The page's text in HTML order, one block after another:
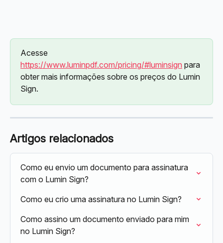
Acesse
https://www.luminpdf.com/pricing/#luminsign para
obter mais informações sobre os preços do Lumin
Sign.
Artigos relacionados
Como eu envio um documento para assinatura
com o Lumin Sign?
Como eu crio uma assinatura no Lumin Sign?
Como assino um documento enviado para mim
no Lumin Sign?